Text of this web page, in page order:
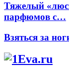
Тяжелый
парфюмов с…
Взяться за